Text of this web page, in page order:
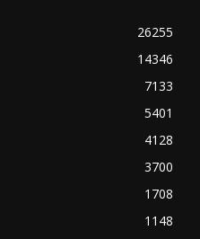
26255
14346
7133
5401
4128
3700
1708
1148